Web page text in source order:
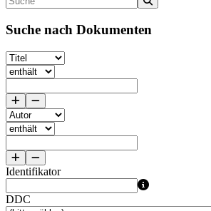
Suche nach Dokumenten
Identifikator
DDC